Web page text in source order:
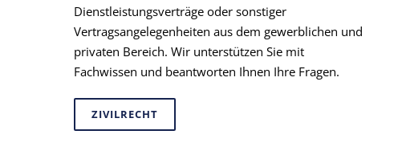
Dienstleistungsverträge oder sonstiger
Vertragsangelegenheiten aus dem gewerblichen und
privaten Bereich. Wir unterstützen Sie mit
Fachwissen und beantworten Ihnen Ihre Fragen.
ZIVILRECHT